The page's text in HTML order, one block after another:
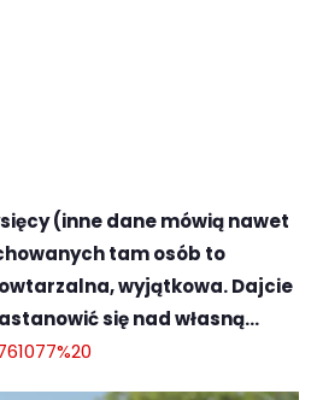
(inne dane mówią nawet
tam osób to
wyjątkowa. Dajcie
się nad własną…